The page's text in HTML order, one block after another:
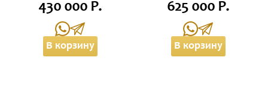
430 000 Р.
В корзину
625 000 Р.
В корзину